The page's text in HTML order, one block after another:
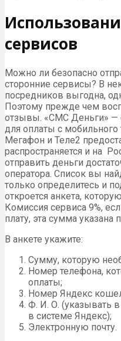
сервисов
Можно ли безопасно
сторонние сервисы? В
посредников выгодна,
Поэтому прежде чем
отзывы. «СМС Деньги» —
для оплаты с
Мегафон и Теле2
распространяется и на
отправить деньги
оператора. Список вы
только определитесь и
откроется анкета,
Комиссия сервиса 9%,
плату, эта сумма
В анкете укажите:
Сумму, которую
Номер телефона,
оплаты;
Номер Яндекс
Ф. И. О. (указывать в
в системе Яндекс);
Электронную почту.